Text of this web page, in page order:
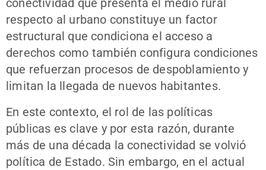
conectividad que presenta el medio rural
respecto al urbano constituye un factor
estructural que condiciona el acceso a
derechos como también configura condiciones
que refuerzan procesos de despoblamiento y
limitan la llegada de nuevos habitantes.
En este contexto, el rol de las políticas
públicas es clave y por esta razón, durante
más de una década la conectividad se volvió
política de Estado. Sin embargo, en el actual